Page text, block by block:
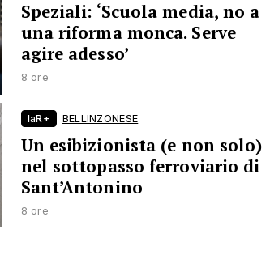
Speziali: ‘Scuola media, no a
una riforma monca. Serve
agire adesso’
8 ore
laR+ BELLINZONESE
Un esibizionista (e non solo)
nel sottopasso ferroviario di
Sant’Antonino
8 ore